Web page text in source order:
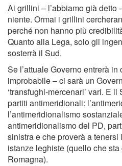
Ai grillini – l’abbiamo già detto
niente. Ormai i grillini
perché non hanno più
Quanto alla Lega, solo gli
sosterrà il Sud.
Se l’attuale Governo entrerà in
improbabile – ci sarà un
‘transfughi-mercenari’ vari. E
partiti antimeridionali:
l’antimeridionalismo
antimeridionalismo del PD,
sinistra e che proverà a
istanze leghiste (quello che
Romagna).